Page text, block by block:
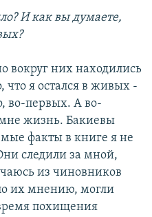
И как вы думаете,
вокруг них находились
что я остался в живых -
во-первых. А во-
жизнь. Бакиевы
факты в книге я не
следили за мной,
из чиновников
их мнению, могли
похищения